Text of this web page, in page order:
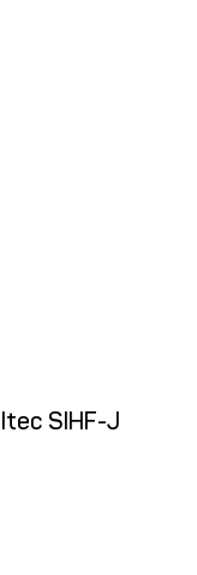
SIHF-J